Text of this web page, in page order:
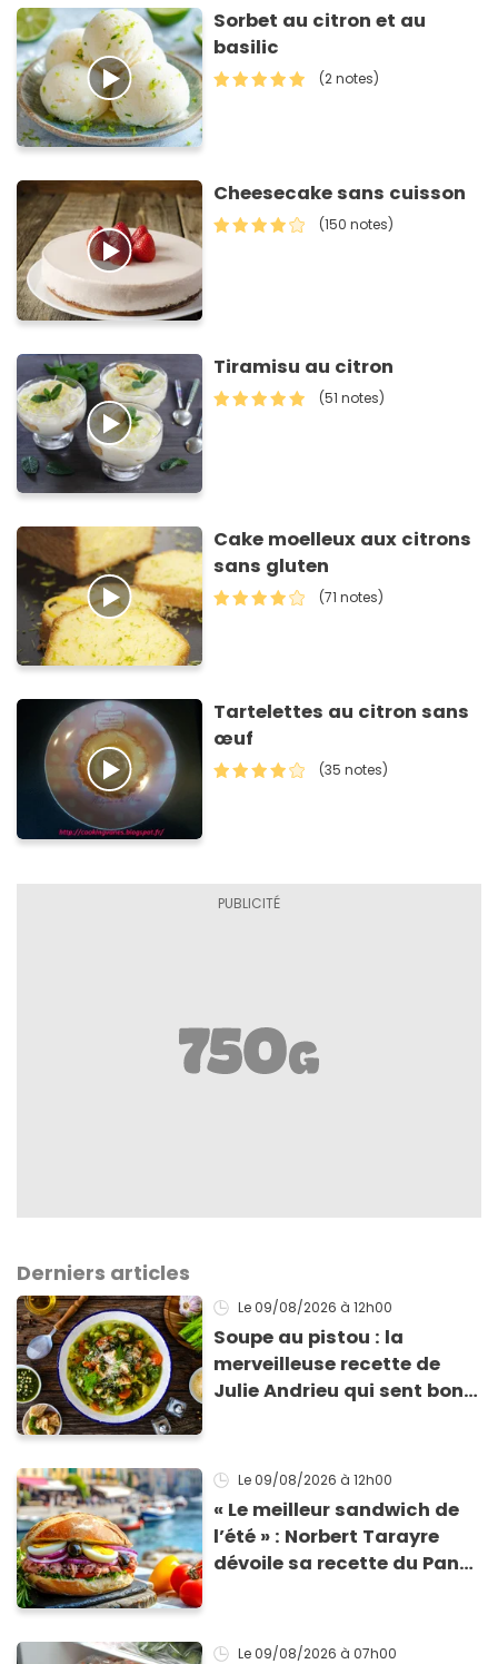
Sorbet au citron et au
basilic
(2 notes)
Cheesecake sans cuisson
(150 notes)
Tiramisu au citron
(51 notes)
Cake moelleux aux citrons
sans gluten
(71 notes)
Tartelettes au citron sans
œuf
(35 notes)
Derniers articles
Le 09/08/2026 à 12h00
Soupe au pistou : la
merveilleuse recette de
Julie Andrieu qui sent bon
Le 09/08/2026 à 12h00
« Le meilleur sandwich de
l’été » : Norbert Tarayre
dévoile sa recette du Pan
Le 09/08/2026 à 07h00